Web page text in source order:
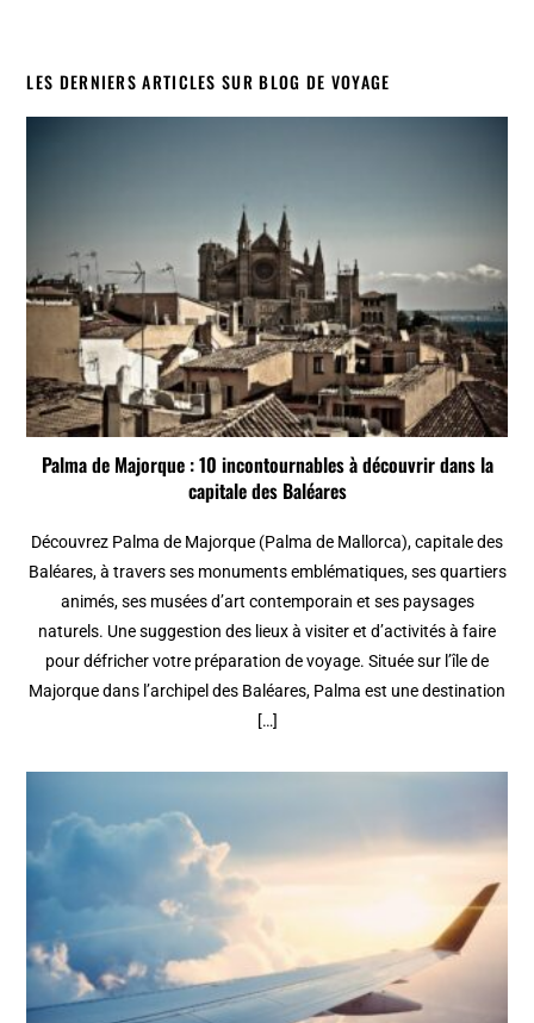
LES DERNIERS ARTICLES SUR BLOG DE VOYAGE
Palma de Majorque : 10 incontournables à découvrir dans la
capitale des Baléares
Découvrez Palma de Majorque (Palma de Mallorca), capitale des
Baléares, à travers ses monuments emblématiques, ses quartiers
animés, ses musées d’art contemporain et ses paysages
naturels. Une suggestion des lieux à visiter et d’activités à faire
pour défricher votre préparation de voyage. Située sur l’île de
Majorque dans l’archipel des Baléares, Palma est une destination
[…]